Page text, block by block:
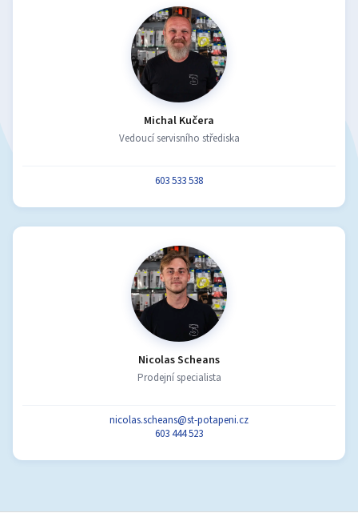
Michal Kučera
Vedoucí servisního střediska
603 533 538
Nicolas Scheans
Prodejní specialista
nicolas.scheans@st-potapeni.cz
603 444 523